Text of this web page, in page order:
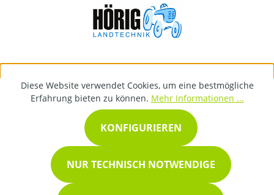
Diese Website verwendet Cookies, um eine bestmögliche
Erfahrung bieten zu können. Mehr Informationen ...
NUR TECHNISCH NOTWENDIGE
KONFIGURIEREN